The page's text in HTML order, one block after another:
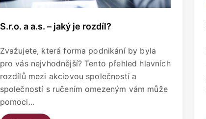
S.r.o. a a.s. – jaký je rozdíl?
Zvažujete, která forma podnikání by byla
pro vás nejvhodnější? Tento přehled hlavních
rozdílů mezi akciovou společností a
společností s ručením omezeným vám může
pomoci...